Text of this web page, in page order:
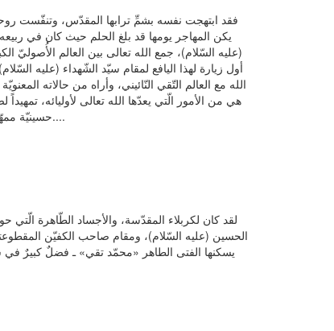
فقد ابتهجت نفسه بشمِّ ترابها المقدّس، وتنفّست
يكن المهاجر يومها قد بلغ الحلم حيث كان في
(عليه السّلام)، جمع الله تعالى بين العالم
أول زيارة لهذا اليافع لمقام سيّد الشّهداء (عليه
الله مع العالم التّقي النّائيني، وأراه من حالاته
هي من الأمور الّتي يعدّها الله تعالى لأوليائه، تمهيداً
حسينيّة ممهّدة لكي يصبح «محمّد تقي» من تلامذة العلاّمة النّائيني عندما ذهب فيما بعد إلى النّجف الأشرف....
لقد كان لكربلاء المقدّسة، والأجساد الطّاهرة الّتي
الحسين (عليه السّلام)، ومقام صاحب الكفيّن
يسكنها الفتى الطاهر «محمّد تقي» ـ فضلٌ كبيرٌ في